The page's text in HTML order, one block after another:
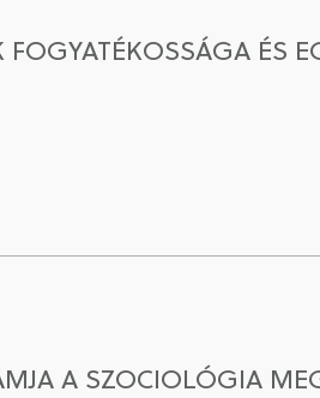
ÉS
A SZOCIOLÓGIA